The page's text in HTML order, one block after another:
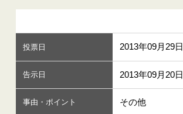
投票日 2013年09月29日
告示日 2013年09月20日
事由・ポイント その他